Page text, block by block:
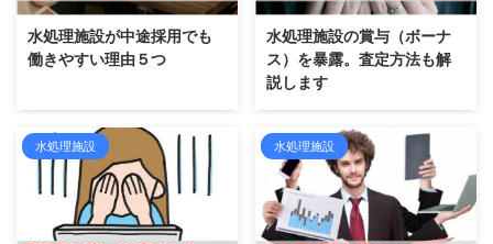
水処理施設が中途採用でも
働きやすい理由５つ
水処理施設の賞与（ボーナ
ス）を暴露。査定方法も解
説します
水処理施設 水処理施設